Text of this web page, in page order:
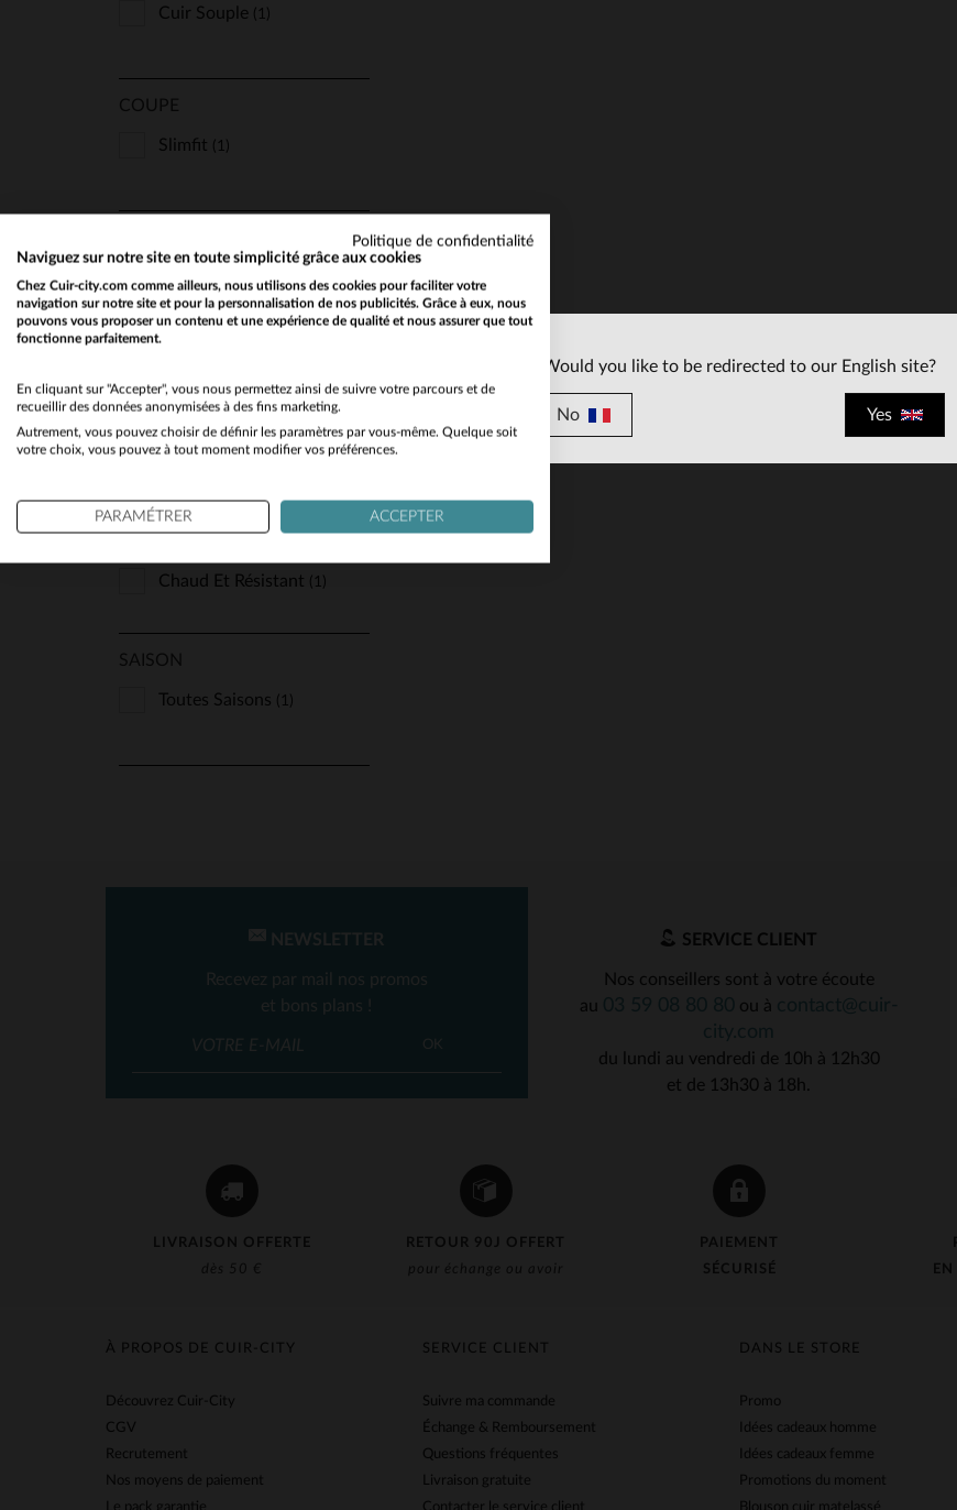
Cuir Souple (1)
COUPE
Slimfit (1)
Col Fourrure (1)
Tendance Et Branché(1)
CUIR
Chaud Et Résistant (1)
SAISON
Toutes Saisons (1)
L
LIVRAISON OFFERTE
dès 50 €
RETOUR 90J OFFERT
pour échange ou avoir
PAIEMENT
SÉCURISÉ
NEWSLETTER
Recevez par mail nos promos
et bons plans !
OK
SERVICE CLIENT
Nos conseillers sont à votre écoute
au
ou à
du lundi au vendredi de 10h à 12h30
et de 13h30 à 18h.
SERVICE CLIENT
Suivre ma commande
Échange & Remboursement
Questions fréquentes
Livraison gratuite
DANS LE STORE
Promo
Idées cadeaux homme
Idées cadeaux femme
Promotions du moment
À PROPOS DE CUIR-CITY
Découvrez Cuir-City
CGV
Recrutement
Nos moyens de paiement
Would you like to be redirected to our English site?
No Yes
Politique de confidentialité
Naviguez sur notre site en toute simplicité grâce aux cookies
Chez Cuir-city.com comme ailleurs, nous utilisons des cookies pour faciliter votre
navigation sur notre site et pour la personnalisation de nos publicités. Grâce à eux, nous
pouvons vous proposer un contenu et une expérience de qualité et nous assurer que tout
fonctionne parfaitement.
En cliquant sur "Accepter", vous nous permettez ainsi de suivre votre parcours et de
recueillir des données anonymisées à des fins marketing.
Autrement, vous pouvez choisir de définir les paramètres par vous-même. Quelque soit
votre choix, vous pouvez à tout moment modifier vos préférences.
PARAMÉTRER ACCEPTER